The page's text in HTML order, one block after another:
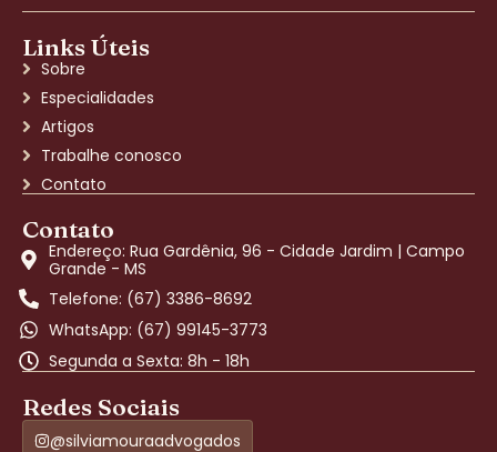
Redes Sociais
@silviamouraadvogados
Links Úteis
Sobre
Especialidades
Artigos
Trabalhe conosco
Contato
Contato
Endereço: Rua Gardênia, 96 - Cidade Jardim | Campo
Grande - MS
Telefone: (67) 3386-8692
WhatsApp: (67) 99145-3773
Segunda a Sexta: 8h - 18h